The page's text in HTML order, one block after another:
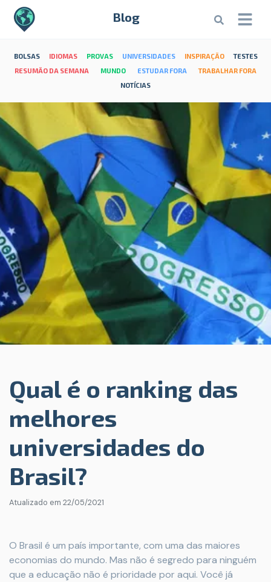
Blog
BOLSAS IDIOMAS PROVAS UNIVERSIDADES INSPIRAÇÃO
TESTES
RESUMÃO DA SEMANA
MUNDO ESTUDAR FORA
TRABALHAR FORA
NOTÍCIAS
Qual é o ranking das
melhores
universidades do
Brasil?
Atualizado em 22/05/2021
O Brasil é um país importante, com uma das maiores
economias do mundo. Mas não é segredo para ninguém
que a educação não é prioridade por aqui. Você já